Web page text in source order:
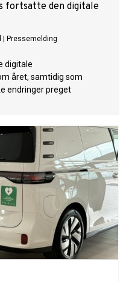
fortsatte den digitale
Pressemelding
digitale
året, samtidig som
endringer preget